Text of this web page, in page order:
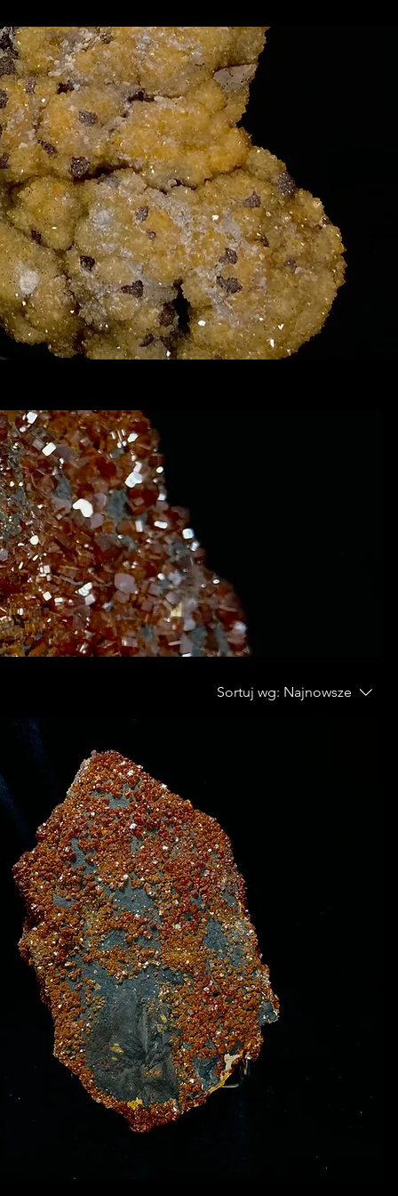
Sortuj wg: Najnowsze